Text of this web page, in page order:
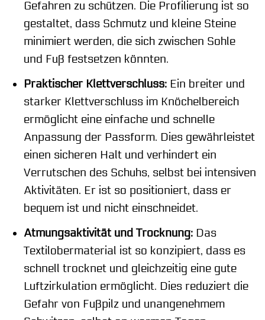
Gefahren zu schützen. Die Profilierung ist so
gestaltet, dass Schmutz und kleine Steine
minimiert werden, die sich zwischen Sohle
und Fuß festsetzen könnten.
Praktischer Klettverschluss:Ein breiter und
starker Klettverschluss im Knöchelbereich
ermöglicht eine einfache und schnelle
Anpassung der Passform. Dies gewährleistet
einen sicheren Halt und verhindert ein
Verrutschen des Schuhs, selbst bei intensiven
Aktivitäten. Er ist so positioniert, dass er
bequem ist und nicht einschneidet.
Atmungsaktivität und Trocknung:Das
Textilobermaterial ist so konzipiert, dass es
schnell trocknet und gleichzeitig eine gute
Luftzirkulation ermöglicht. Dies reduziert die
Gefahr von Fußpilz und unangenehmem